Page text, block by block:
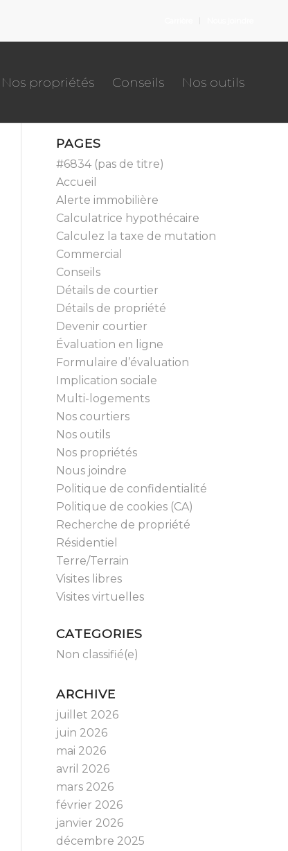
Nos propriétés Conseils Nos outils
PAGES
#6834 (pas de titre)
Accueil
Alerte immobilière
Calculatrice hypothécaire
Calculez la taxe de mutation
Commercial
Conseils
Détails de courtier
Détails de propriété
Devenir courtier
Évaluation en ligne
Formulaire d’évaluation
Implication sociale
Multi-logements
Nos courtiers
Nos outils
Nos propriétés
Nous joindre
Politique de confidentialité
Politique de cookies (CA)
Recherche de propriété
Résidentiel
Terre/Terrain
Visites libres
Visites virtuelles
CATEGORIES
Non classifié(e)
ARCHIVE
juillet 2026
juin 2026
mai 2026
avril 2026
mars 2026
février 2026
janvier 2026
décembre 2025